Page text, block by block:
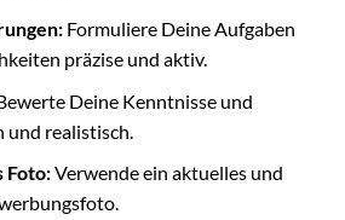
Formuliere Deine Aufgaben
präzise und aktiv.
Deine Kenntnisse und
realistisch.
Foto:Verwende ein aktuelles und